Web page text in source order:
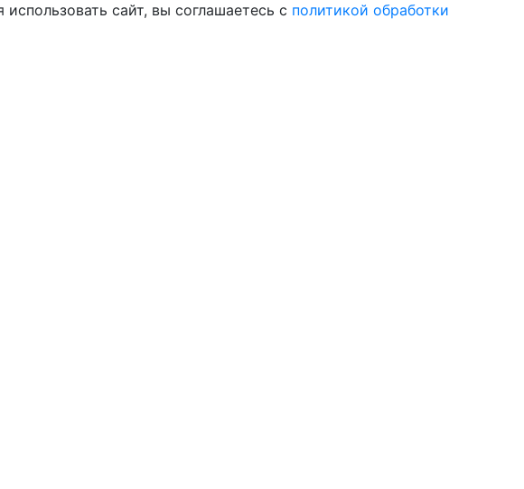
сайт, вы соглашаетесь с политикой обработки